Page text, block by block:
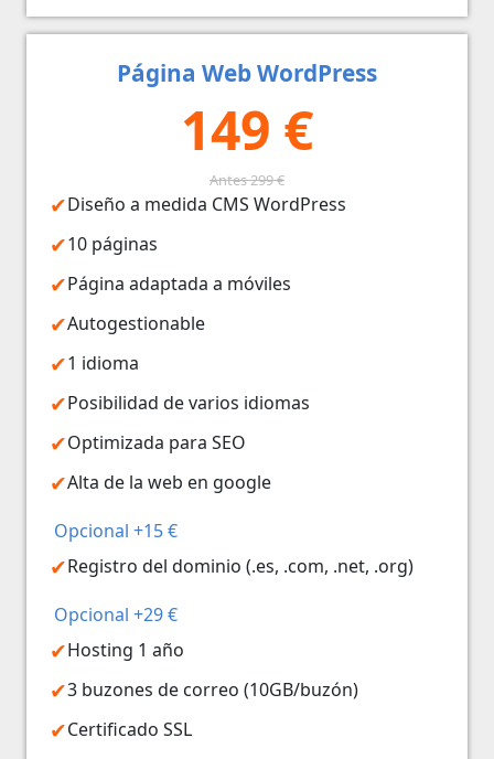
Página Web WordPress
149 €
Antes 299 €
Diseño a medida CMS WordPress
10 páginas
Página adaptada a móviles
Autogestionable
1 idioma
Posibilidad de varios idiomas
Optimizada para SEO
Alta de la web en google
Opcional +15 €
Registro del dominio (.es, .com, .net, .org)
Opcional +29 €
Hosting 1 año
3 buzones de correo (10GB/buzón)
Certificado SSL